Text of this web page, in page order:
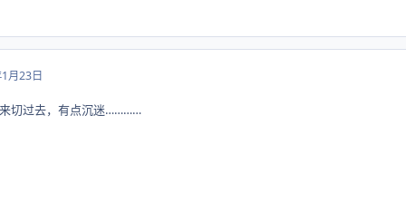
月23日
切过去，有点沉迷…………